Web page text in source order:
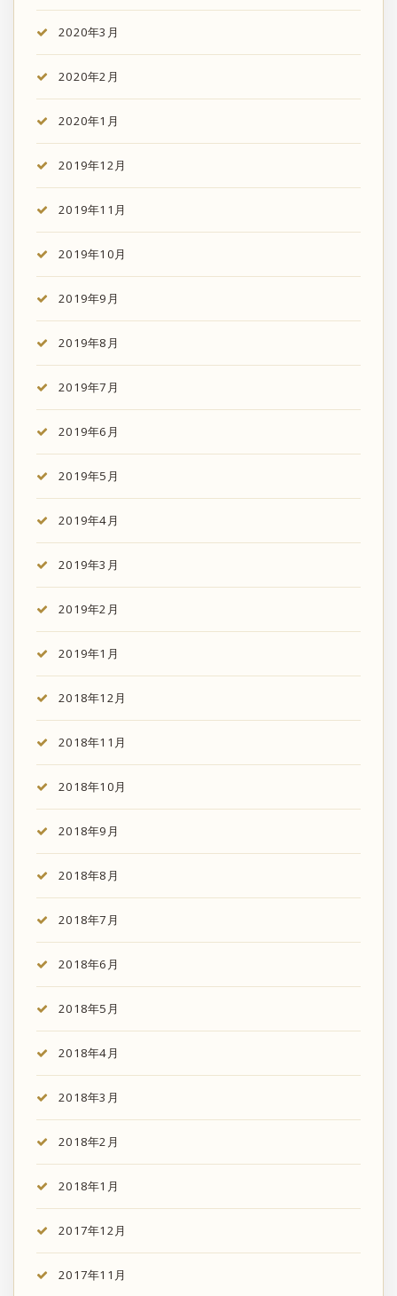
2020年3月
2020年2月
2020年1月
2019年12月
2019年11月
2019年10月
2019年9月
2019年8月
2019年7月
2019年6月
2019年5月
2019年4月
2019年3月
2019年2月
2019年1月
2018年12月
2018年11月
2018年10月
2018年9月
2018年8月
2018年7月
2018年6月
2018年5月
2018年4月
2018年3月
2018年2月
2018年1月
2017年12月
2017年11月